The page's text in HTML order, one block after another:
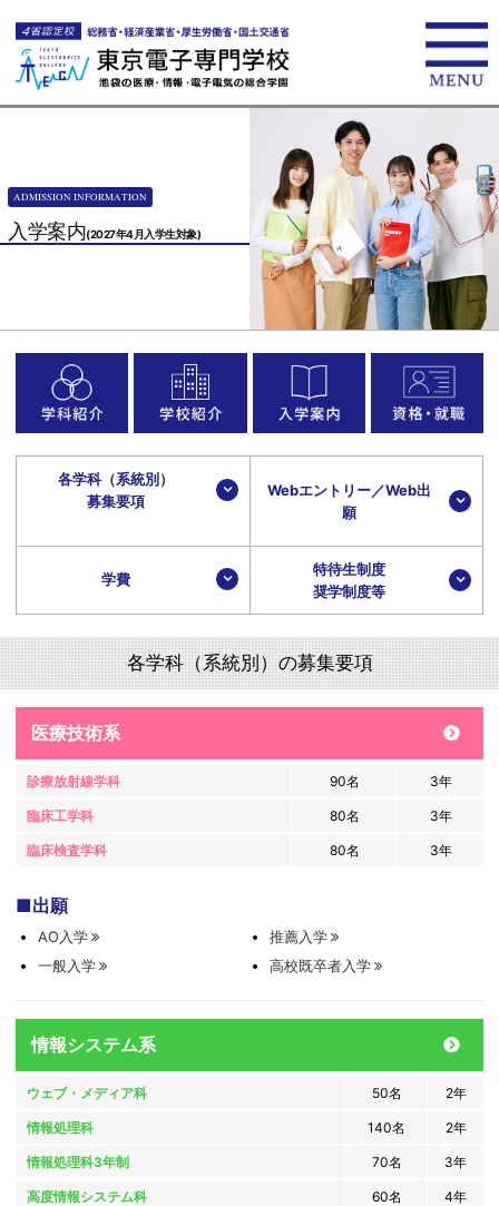
ADMISSION INFORMATION
入学案内(2027年4月入学生対象)
各学科（系統別）
募集要項
Webエントリー／Web出
願
学費
特待生制度
奨学制度等
各学科（系統別）の募集要項
医療技術系
診療放射線学科 90名 3年
臨床工学科 80名 3年
臨床検査学科 80名 3年
出願
AO入学
推薦入学
一般入学
高校既卒者入学
情報システム系
ウェブ・ メディア科 50名 2年
情報処理科 140名 2年
情報処理科3年制 70名 3年
高度情報システム科 60名 4年